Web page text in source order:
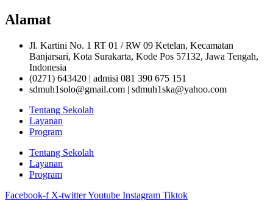
Alamat
Jl. Kartini No. 1 RT 01 / RW 09 Ketelan, Kecamatan
Banjarsari, Kota Surakarta, Kode Pos 57132, Jawa Tengah,
Indonesia
(0271) 643420 | admisi 081 390 675 151
sdmuh1solo@gmail.com | sdmuh1ska@yahoo.com
Tentang Sekolah
Layanan
Program
Tentang Sekolah
Layanan
Program
Facebook-f X-twitterYoutube Instagram Tiktok